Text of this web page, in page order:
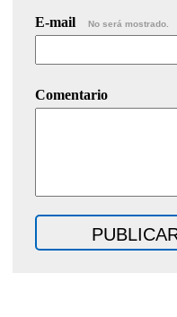
E-mail No será mostrado.
Comentario